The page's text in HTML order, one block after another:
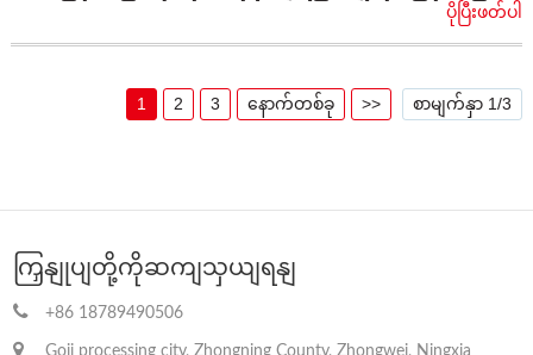
ပိုပြီးဖတ်ပါ
1 2 3 နောက်တစ်ခု >> စာမျက်နှာ 1/3
ကြှနျုပျတို့ကိုဆကျသှယျရနျ
+86 18789490506